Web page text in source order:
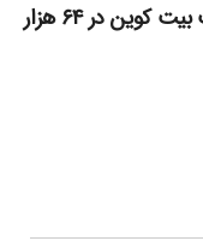
اوج‌گیری طلا با تقاضای چین؛ چرا قیمت بیت کوین در ۶۴ هزار